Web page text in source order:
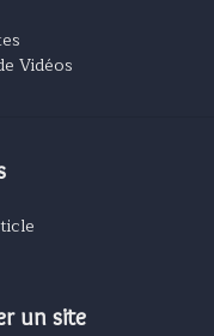
Vidéos
un site